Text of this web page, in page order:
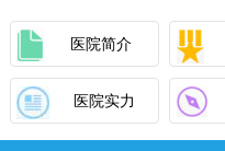
医院简介
医院实力